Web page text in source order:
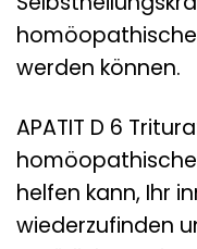
werden können.
APATIT D 6
helfen kann, Ihr
wiederzufinden